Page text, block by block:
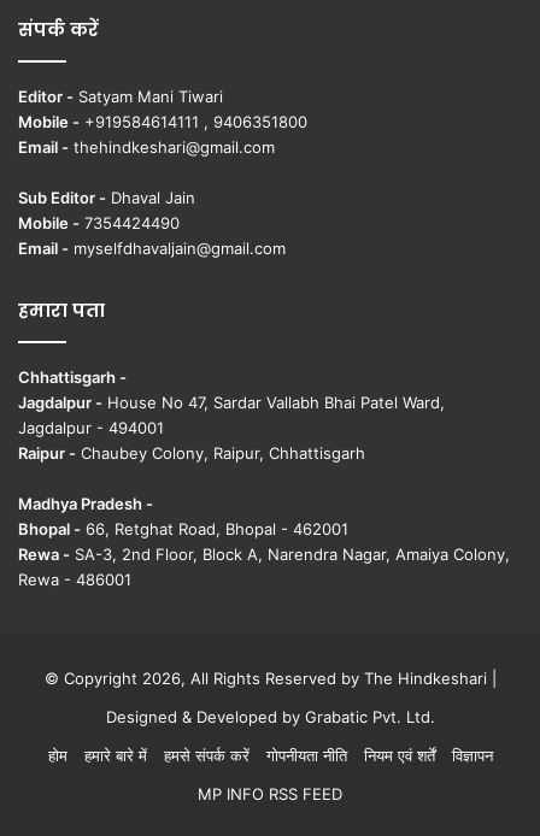
संपर्क करें
Editor - Satyam Mani Tiwari
Mobile - +919584614111 , 9406351800
Email - thehindkeshari@gmail.com
Sub Editor - Dhaval Jain
Mobile - 7354424490
Email - myselfdhavaljain@gmail.com
हमारा पता
Chhattisgarh -
Jagdalpur - House No 47, Sardar Vallabh Bhai Patel Ward,
Jagdalpur - 494001
Raipur - Chaubey Colony, Raipur, Chhattisgarh
Madhya Pradesh -
Bhopal - 66, Retghat Road, Bhopal - 462001
Rewa - SA-3, 2nd Floor, Block A, Narendra Nagar, Amaiya Colony,
Rewa - 486001
© Copyright 2026, All Rights Reserved by The Hindkeshari |
Designed & Developed by Grabatic Pvt. Ltd.
होम
हमारे बारे में हमसे संपर्क करें गोपनीयता नीति नियम एवं शर्तें
विज्ञापन
MP INFO RSS FEED